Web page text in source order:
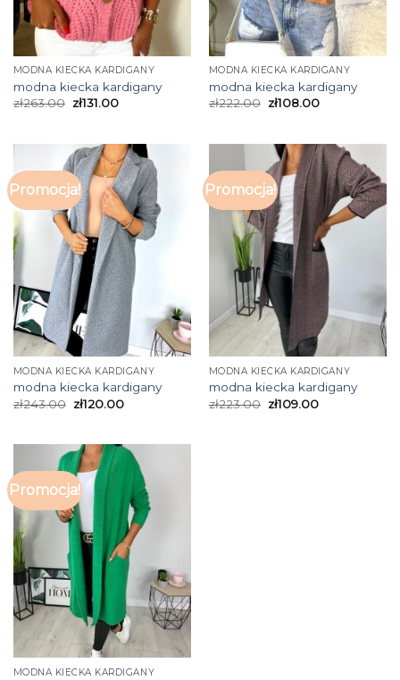
MODNA KIECKA KARDIGANY
modna kiecka kardigany
zł263.00 zł131.00
MODNA KIECKA KARDIGANY
modna kiecka kardigany
zł222.00 zł108.00
Promocja!
MODNA KIECKA KARDIGANY
modna kiecka kardigany
zł243.00 zł120.00
Promocja!
MODNA KIECKA KARDIGANY
modna kiecka kardigany
zł223.00 zł109.00
Promocja!
MODNA KIECKA KARDIGANY